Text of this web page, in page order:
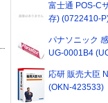
富士通 POS-C
存) (0722410-
パナソニック
UG-0001B4
応研 販売大臣
(OKN-423533)